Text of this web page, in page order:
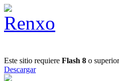
Este sitio requiere Flash 8 o
Descargar